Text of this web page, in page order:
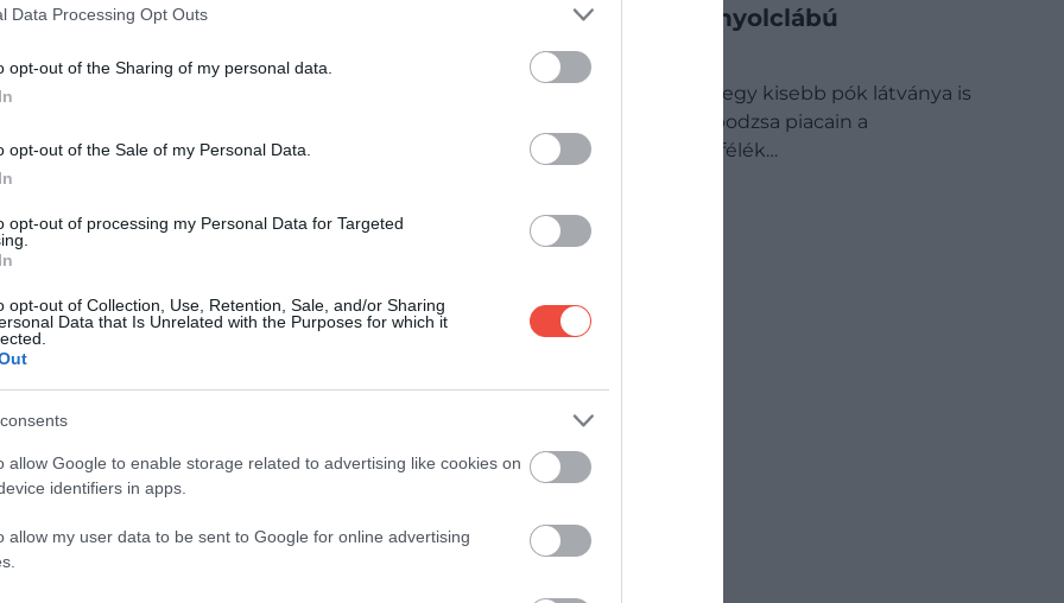
Data Processing Opt Outs
opt-out of the Sharing of my personal data.
opt-out of the Sale of my Personal Data.
opt-out of processing my Personal Data for Targeted
opt-out of Collection, Use, Retention, Sale, and/or Sharing
Data that Is Unrelated with the Purposes for which it
allow Google to enable storage related to advertising like cookies on
identifiers in apps.
allow my user data to be sent to Google for online advertising
Blast (@foodblast.1)
tűzött tejes kulfit kínáló bódék, ami
gyakran használnak hozzá kardamomot, mangót,
amiből lassan főzik ki vizet, és csak akkor öntik
Kambodzsa nyolclábú
csemegéjét
Bár sokakat már egy kisebb pók látványa is
megrémít, Kambodzsa piacain a
megszokott húsfélék…